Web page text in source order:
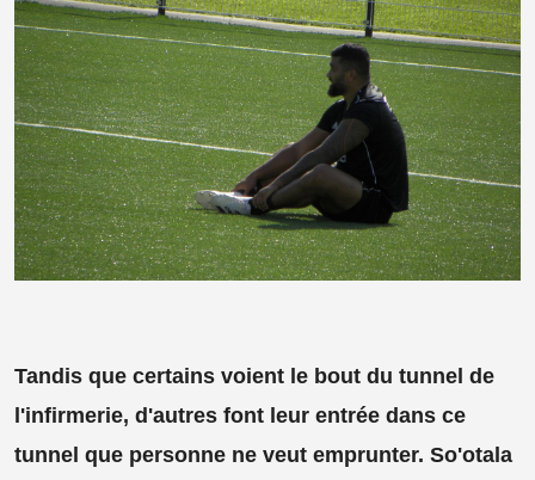
Tandis que certains voient le bout du tunnel de
l'infirmerie, d'autres font leur entrée dans ce
tunnel que personne ne veut emprunter. So'otala